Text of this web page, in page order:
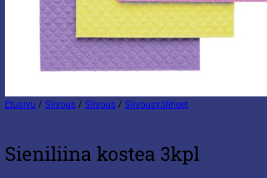
Etusivu / Siivous / Siivous / Siivousvälineet
Sieniliina kostea 3kpl